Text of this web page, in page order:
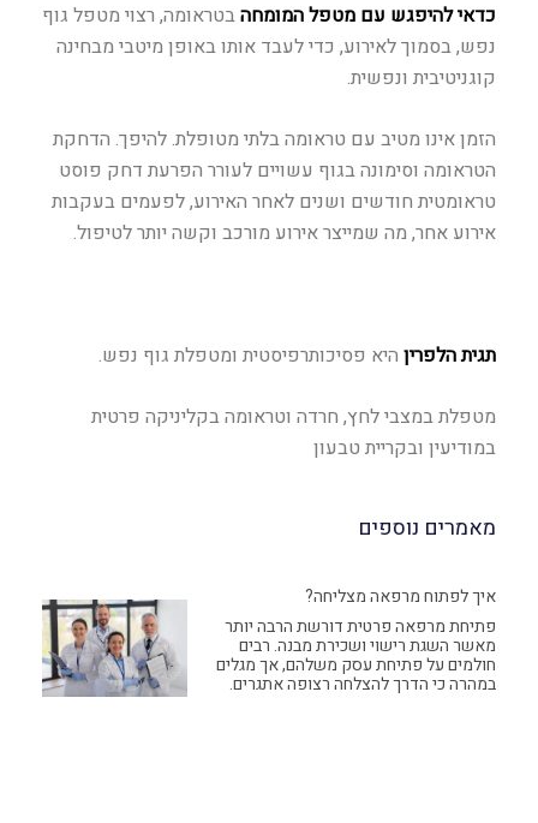
כדאי להיפגש עם מטפל המומחהבטראומה, רצוי מטפל גוף
נפש, בסמוך לאירוע, כדי לעבד אותו באופן מיטבי מבחינה
קוגניטיבית ונפשית.
הזמן אינו מטיב עם טראומה בלתי מטופלת. להיפך. הדחקת
הטראומה וסימונה בגוף עשויים לעורר הפרעת דחק פוסט
טראומטית חודשים ושנים לאחר האירוע, לפעמים בעקבות
אירוע אחר, מה שמייצר אירוע מורכב וקשה יותר לטיפול.
תגית הלפרין היא פסיכותרפיסטית ומטפלת גוף נפש.
מטפלת במצבי לחץ, חרדה וטראומה בקליניקה פרטית
במודיעין ובקריית טבעון
מאמרים נוספים
איך לפתוח מרפאה מצליחה?
פתיחת מרפאה פרטית דורשת הרבה יותר
מאשר השגת רישוי ושכירת מבנה. רבים
חולמים על פתיחת עסק משלהם, אך מגלים
במהרה כי הדרך להצלחה רצופה אתגרים.